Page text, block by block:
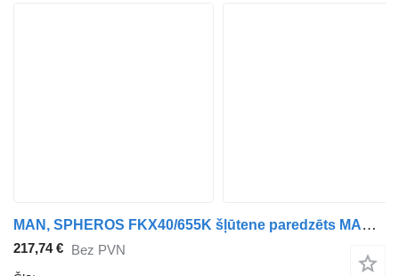
MAN, SPHEROS FKX40/655K šļūtene paredzēts MAN autobusa
217,74 € Bez PVN